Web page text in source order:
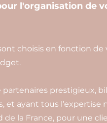
l'organisation de
choisis en fonction de
partenaires prestigieux,
et ayant tous l’expertise
de la France, pour une